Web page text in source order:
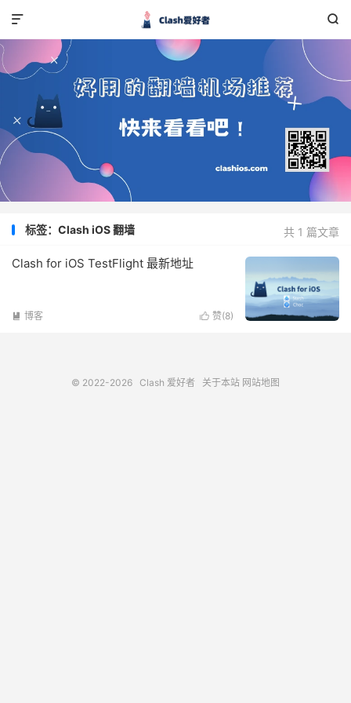


共 1 篇文章
标签：Clash iOS 翻墙
Clash for iOS TestFlight 最新地址
 赞(8)
 博客
© 2022-2026 Clash 爱好者 关于本站 网站地图